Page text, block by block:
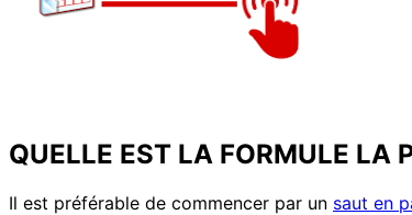
QUELLE EST LA FORMULE LA
Il est préférable de commencer par un saut en